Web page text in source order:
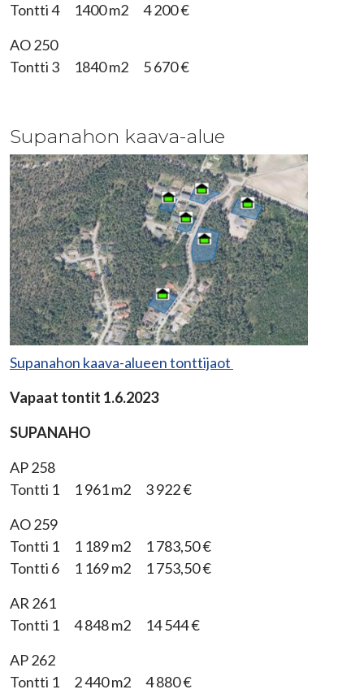
Tontti 4 1400 m2 4 200 €
AO 250
Tontti 3 1840 m2 5 670 €
Supanahon kaava-alue
Supanahon kaava-alueen tonttijaot
Vapaat tontit 1.6.2023
SUPANAHO
AP 258
Tontti 1 1 961 m2 3 922 €
AO 259
Tontti 1 1 189 m2 1 783,50 €
Tontti 6 1 169 m2 1 753,50 €
AR 261
Tontti 1 4 848 m2 14 544 €
AP 262
Tontti 1 2 440 m2 4 880 €